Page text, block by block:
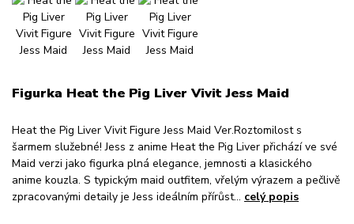
Figurka Heat the Pig Liver Vivit Jess Maid
Heat the Pig Liver Vivit Figure Jess Maid Ver.Roztomilost s
šarmem služebné! Jess z anime Heat the Pig Liver přichází ve své
Maid verzi jako figurka plná elegance, jemnosti a klasického
anime kouzla. S typickým maid outfitem, vřelým výrazem a pečlivě
zpracovanými detaily je Jess ideálním přírůst... celý popis